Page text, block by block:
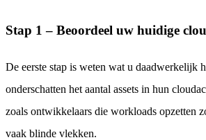
Stap 1 – Beoordeel uw huidige
De eerste stap is weten wat u daadwerkelijk
onderschatten het aantal assets in hun
zoals ontwikkelaars die workloads opzetten
vaak blinde vlekken.